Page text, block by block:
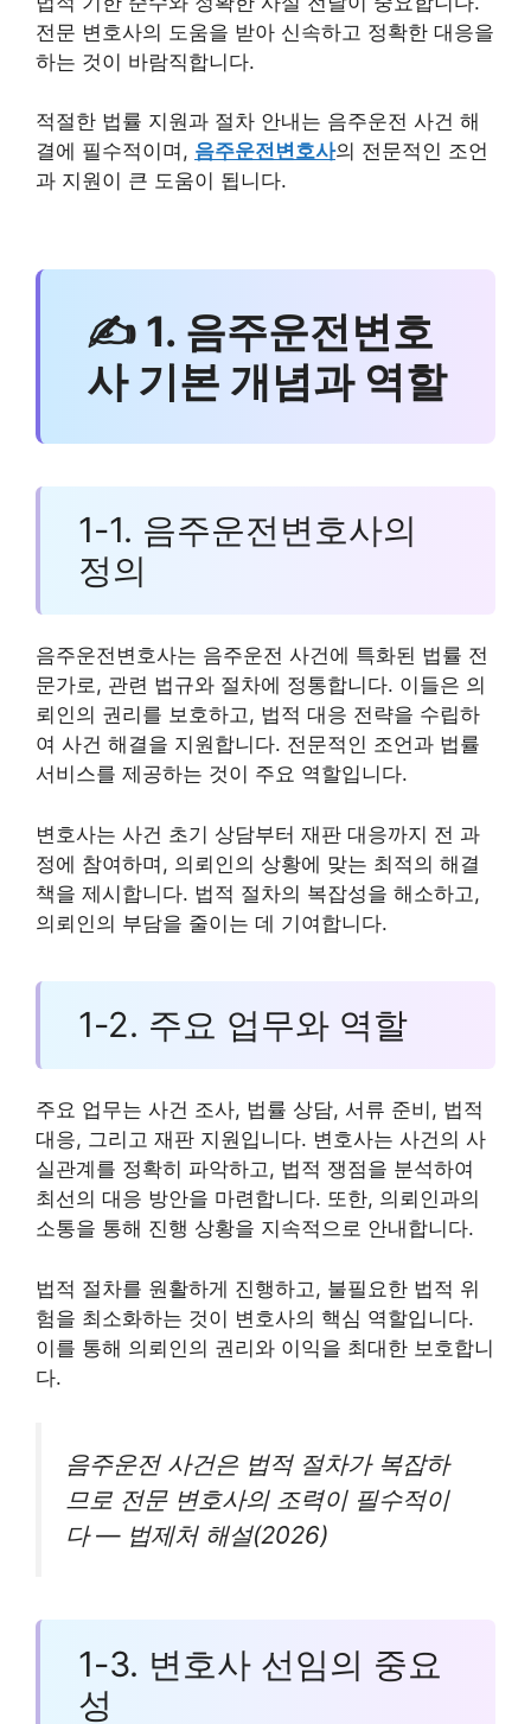
전문 변호사의 도움을 받아 신속하고 정확한 대응을
하는 것이 바람직합니다.
적절한 법률 지원과 절차 안내는 음주운전 사건 해
결에 필수적이며, 음주운전변호사의 전문적인 조언
과 지원이 큰 도움이 됩니다.
✍ 1. 음주운전변호
사 기본 개념과 역할
1-1. 음주운전변호사의
정의
음주운전변호사는 음주운전 사건에 특화된 법률 전
문가로, 관련 법규와 절차에 정통합니다. 이들은 의
뢰인의 권리를 보호하고, 법적 대응 전략을 수립하
여 사건 해결을 지원합니다. 전문적인 조언과 법률
서비스를 제공하는 것이 주요 역할입니다.
변호사는 사건 초기 상담부터 재판 대응까지 전 과
정에 참여하며, 의뢰인의 상황에 맞는 최적의 해결
책을 제시합니다. 법적 절차의 복잡성을 해소하고,
의뢰인의 부담을 줄이는 데 기여합니다.
1-2. 주요 업무와 역할
주요 업무는 사건 조사, 법률 상담, 서류 준비, 법적
대응, 그리고 재판 지원입니다. 변호사는 사건의 사
실관계를 정확히 파악하고, 법적 쟁점을 분석하여
최선의 대응 방안을 마련합니다. 또한, 의뢰인과의
소통을 통해 진행 상황을 지속적으로 안내합니다.
법적 절차를 원활하게 진행하고, 불필요한 법적 위
험을 최소화하는 것이 변호사의 핵심 역할입니다.
이를 통해 의뢰인의 권리와 이익을 최대한 보호합니
다.
음주운전 사건은 법적 절차가 복잡하
므로 전문 변호사의 조력이 필수적이
다 — 법제처 해설(2026)
1-3. 변호사 선임의 중요
성